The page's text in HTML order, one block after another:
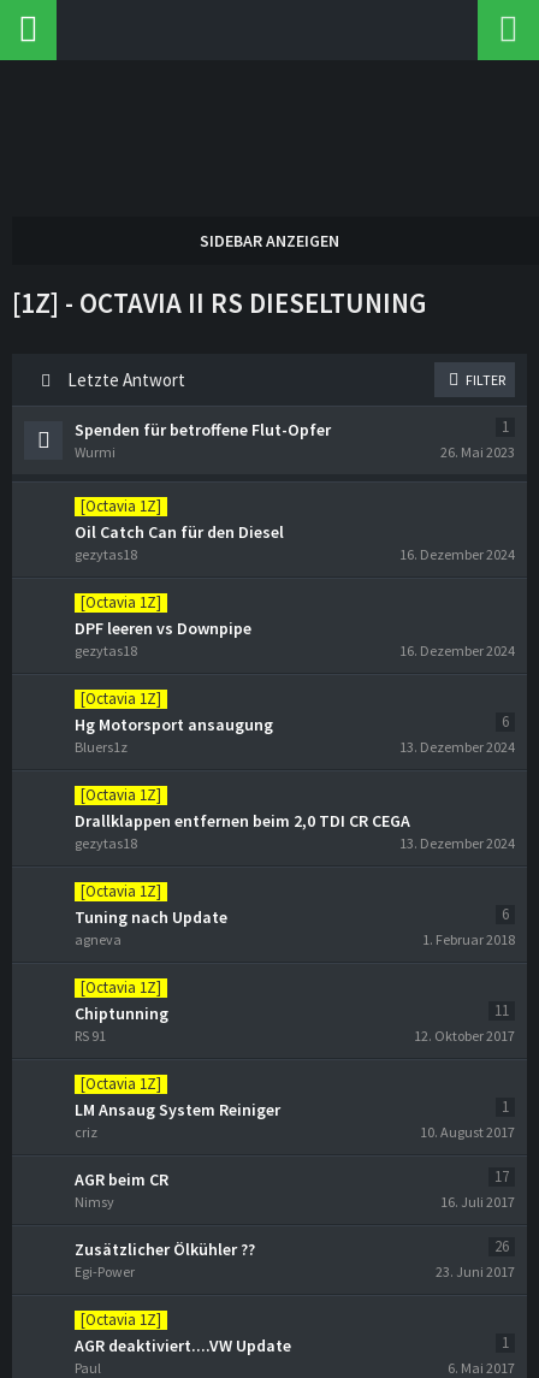
[1Z] - OCTAVIA II RS DIESELTUNING
Letzte Antwort FILTER
Spenden für betroffene Flut-Opfer 1
Wurmi 26. Mai 2023
[Octavia 1Z]
Oil Catch Can für den Diesel
gezytas18 16. Dezember 2024
[Octavia 1Z]
DPF leeren vs Downpipe
gezytas18 16. Dezember 2024
[Octavia 1Z]
Hg Motorsport ansaugung 6
Bluers1z 13. Dezember 2024
[Octavia 1Z]
Drallklappen entfernen beim 2,0 TDI CR CEGA
gezytas18 13. Dezember 2024
[Octavia 1Z]
Tuning nach Update 6
agneva 1. Februar 2018
[Octavia 1Z]
Chiptunning 11
RS 91 12. Oktober 2017
[Octavia 1Z]
LM Ansaug System Reiniger 1
criz 10. August 2017
AGR beim CR 17
Nimsy 16. Juli 2017
Zusätzlicher Ölkühler ?? 26
Egi-Power 23. Juni 2017
[Octavia 1Z]
AGR deaktiviert....VW Update 1
Paul 6. Mai 2017